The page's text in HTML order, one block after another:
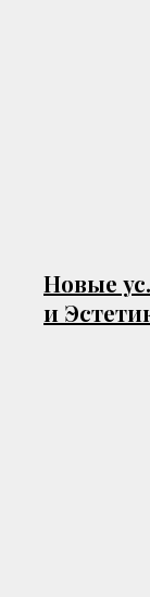
Новые
и